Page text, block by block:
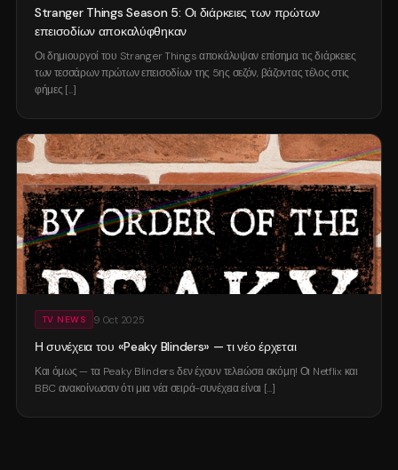
Stranger Things Season 5: Οι διάρκειες των πρώτων
επεισοδίων αποκαλύφθηκαν
Οι δημιουργοί του Stranger Things αποκάλυψαν επίσημα τις διάρκειες
των τεσσάρων πρώτων επεισοδίων της 5ης σεζόν, βάζοντας τέλος στις
φήμες [...]
TV NEWS 9 Oct 2025
Η συνέχεια του «Peaky Blinders» — τι νέο έρχεται
Και όμως — τα Peaky Blinders δεν έχουν τελειώσει ακόμη! Οι Netflix και
BBC ανακοίνωσαν ότι μια νέα σειρά-συνέχεια είναι [...]